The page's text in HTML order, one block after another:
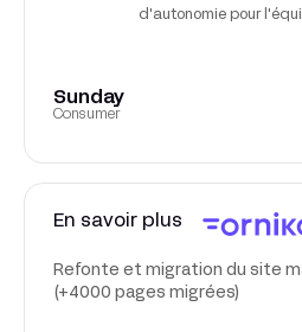
d'autonomie pour
Sunday
Consumer
Refonte et migration du site
(+4000 pages migrées)
En savoir plus